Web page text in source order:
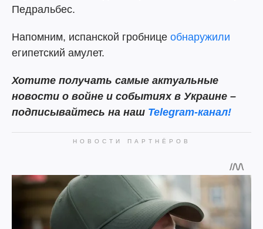
Педральбес.
Напомним, испанской гробнице обнаружили
египетский амулет.
Хотите получать самые актуальные
новости о войне и событиях в Украине –
подписывайтесь на наш Telegram-канал!